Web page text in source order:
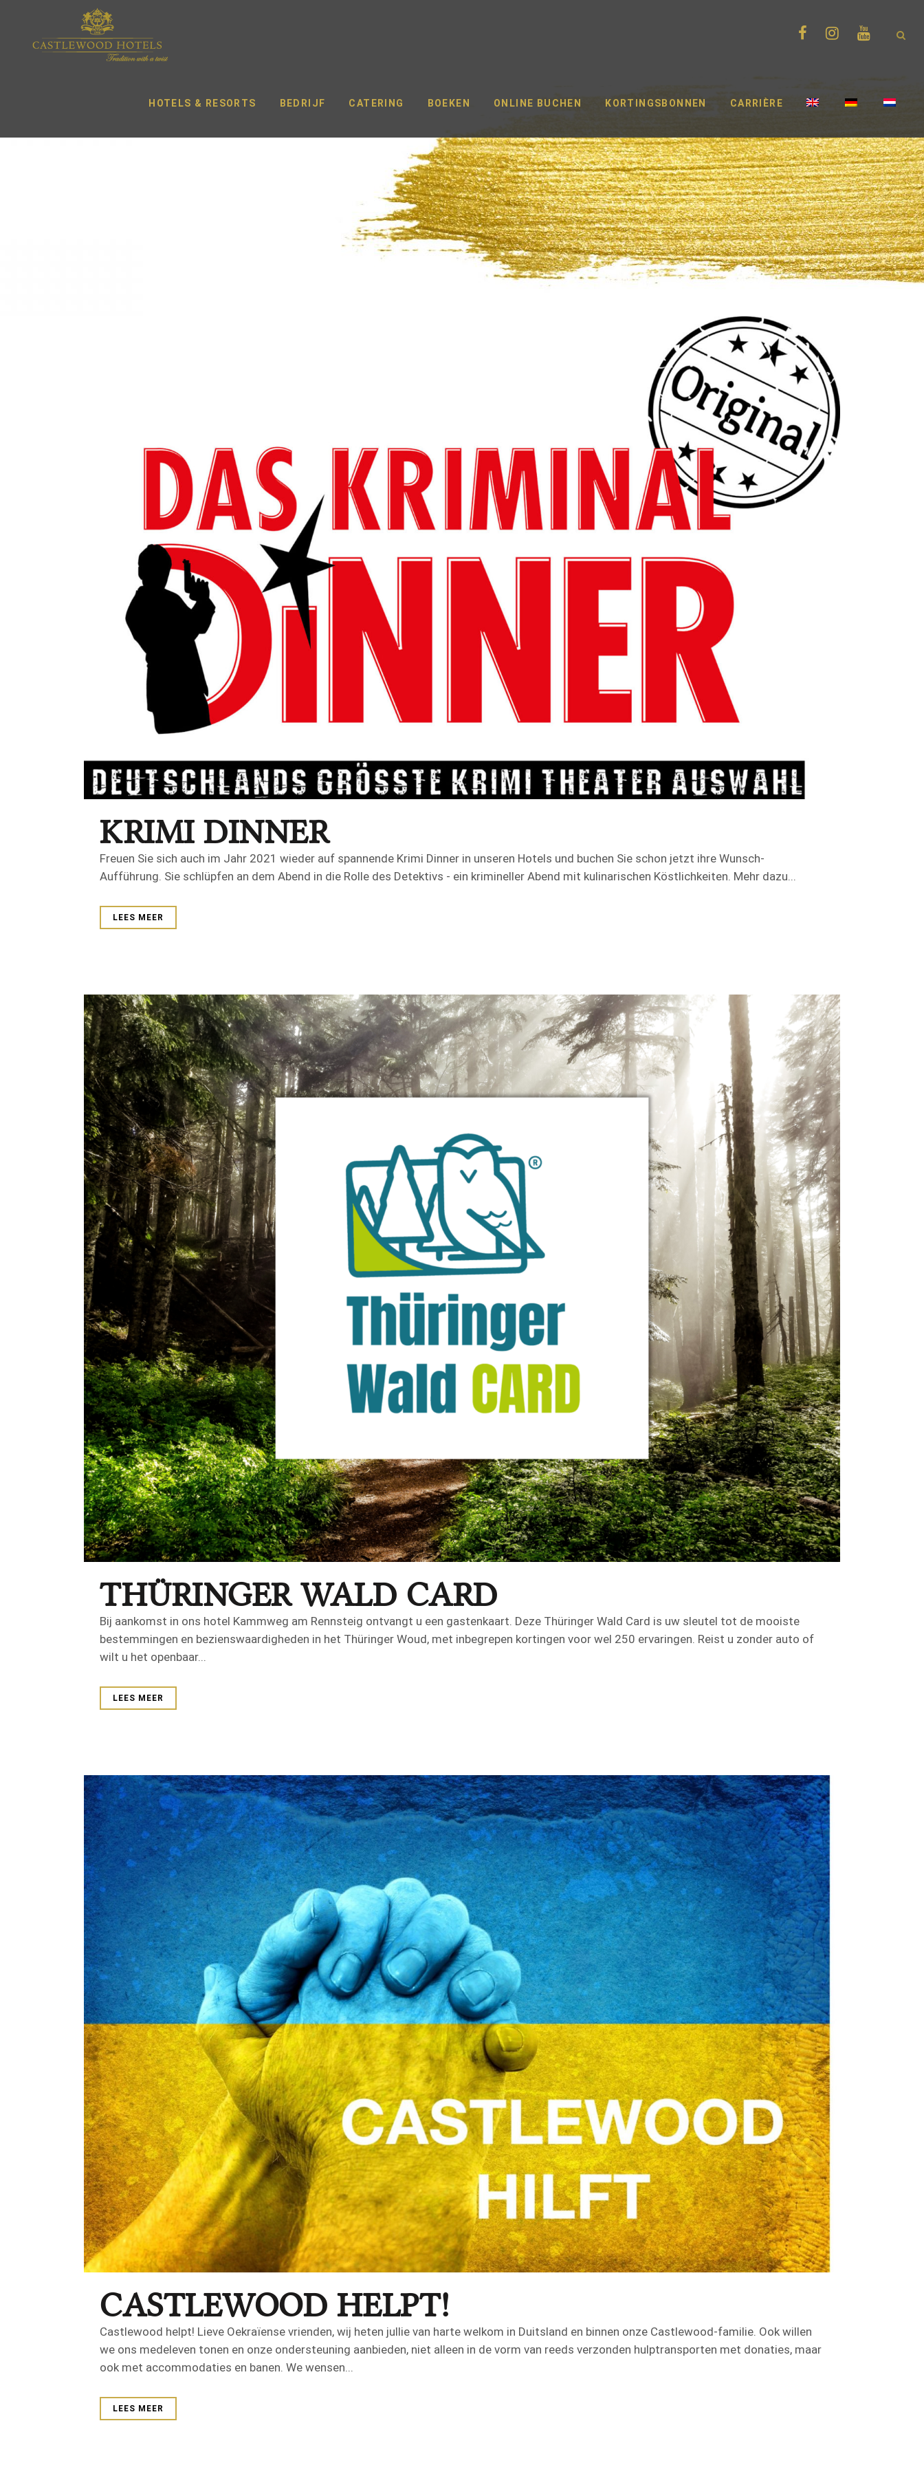
HOTELS & RESORTS BEDRIJF CATERING BOEKEN ONLINE BUCHEN KORTINGSBONNEN CARRIÈRE
KRIMI DINNER
Freuen Sie sich auch im Jahr 2021 wieder auf spannende Krimi Dinner in unseren Hotels und buchen Sie schon jetzt ihre Wunsch-
Aufführung. Sie schlüpfen an dem Abend in die Rolle des Detektivs - ein krimineller Abend mit kulinarischen Köstlichkeiten. Mehr dazu...
LEES MEER
THÜRINGER WALD CARD
Bij aankomst in ons hotel Kammweg am Rennsteig ontvangt u een gastenkaart. Deze Thüringer Wald Card is uw sleutel tot de mooiste
bestemmingen en bezienswaardigheden in het Thüringer Woud, met inbegrepen kortingen voor wel 250 ervaringen. Reist u zonder auto of
wilt u het openbaar...
LEES MEER
CASTLEWOOD HELPT!
Castlewood helpt! Lieve Oekraïense vrienden, wij heten jullie van harte welkom in Duitsland en binnen onze Castlewood-familie. Ook willen
we ons medeleven tonen en onze ondersteuning aanbieden, niet alleen in de vorm van reeds verzonden hulptransporten met donaties, maar
ook met accommodaties en banen. We wensen...
LEES MEER